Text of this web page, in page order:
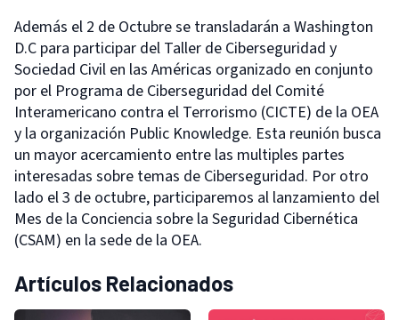
Además el 2 de Octubre se transladarán a Washington
D.C para participar del Taller de Ciberseguridad y
Sociedad Civil en las Américas organizado en conjunto
por el Programa de Ciberseguridad del Comité
Interamericano contra el Terrorismo (CICTE) de la OEA
y la organización Public Knowledge. Esta reunión busca
un mayor acercamiento entre las multiples partes
interesadas sobre temas de Ciberseguridad. Por otro
lado el 3 de octubre, participaremos al lanzamiento del
Mes de la Conciencia sobre la Seguridad Cibernética
(CSAM) en la sede de la OEA.
Artículos Relacionados